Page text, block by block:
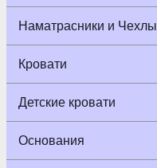
Наматрасники и Чехлы
Кровати
Детские кровати
Основания